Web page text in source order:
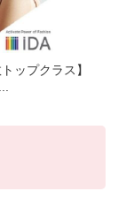
ップクラス】